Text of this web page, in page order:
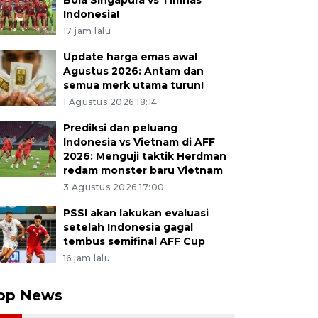
Indonesia!
17 jam lalu
Update harga emas awal
Agustus 2026: Antam dan
semua merk utama turun!
1 Agustus 2026 18:14
Prediksi dan peluang
Indonesia vs Vietnam di AFF
2026: Menguji taktik Herdman
redam monster baru Vietnam
3 Agustus 2026 17:00
PSSI akan lakukan evaluasi
setelah Indonesia gagal
tembus semifinal AFF Cup
16 jam lalu
News